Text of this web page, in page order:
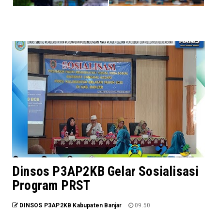
Dinsos P3AP2KB Gelar Sosialisasi
Program PRST
DINSOS P3AP2KB Kabupaten Banjar 09.50